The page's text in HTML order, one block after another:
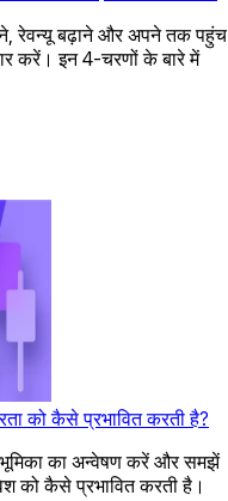
रेवन्यू बढ़ाने और अपने तक पहुंच
करें। इन 4-चरणों के बारे में
को कैसे प्रभावित करती है?
भूमिका का अन्वेषण करें और समझें
को कैसे प्रभावित करती है।